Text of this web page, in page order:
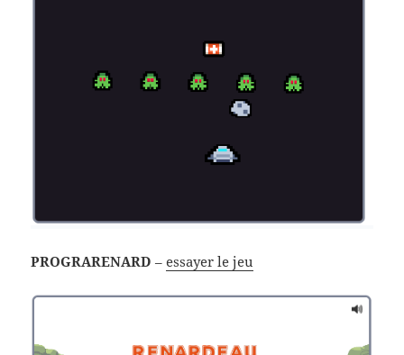
PROGRARENARD –essayer le jeu